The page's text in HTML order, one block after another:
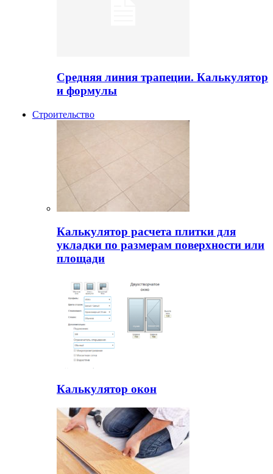
Средняя линия трапеции. Калькулятор
и формулы
Строительство
Калькулятор расчета плитки для
укладки по размерам поверхности или
площади
Калькулятор окон